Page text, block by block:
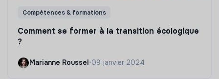
Compétences & formations
Comment se former à la transition écologique
?
Marianne Roussel •09 janvier 2024